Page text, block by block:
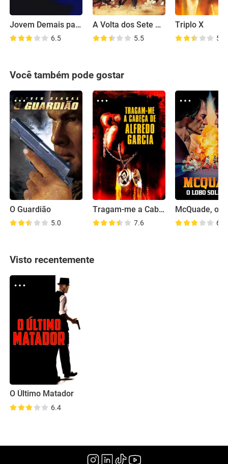
Jovem Demais para Morrer
6.5
A Volta dos Sete Homens
5.5
Triplo X
5.7
Você também pode gostar
O Guardião
5.0
Tragam-me a Cabeça de Alfredo Garcia
7.6 6.3
Visto recentemente
O Último Matador
6.4